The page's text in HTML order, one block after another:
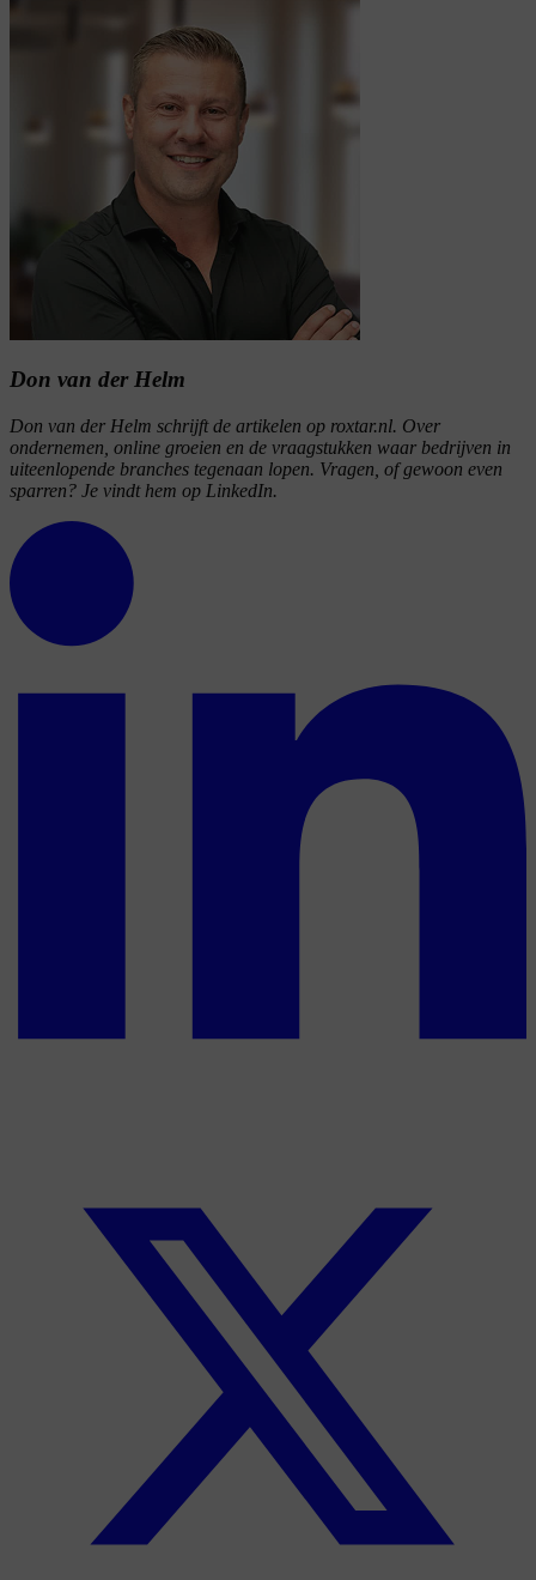
Don van der Helm
Don van der Helm schrijft de artikelen op roxtar.nl. Over
ondernemen, online groeien en de vraagstukken waar bedrijven in
uiteenlopende branches tegenaan lopen. Vragen, of gewoon even
sparren? Je vindt hem op LinkedIn.